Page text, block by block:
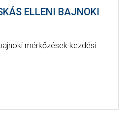
ELLENI BAJNOKI
mérkőzések kezdési